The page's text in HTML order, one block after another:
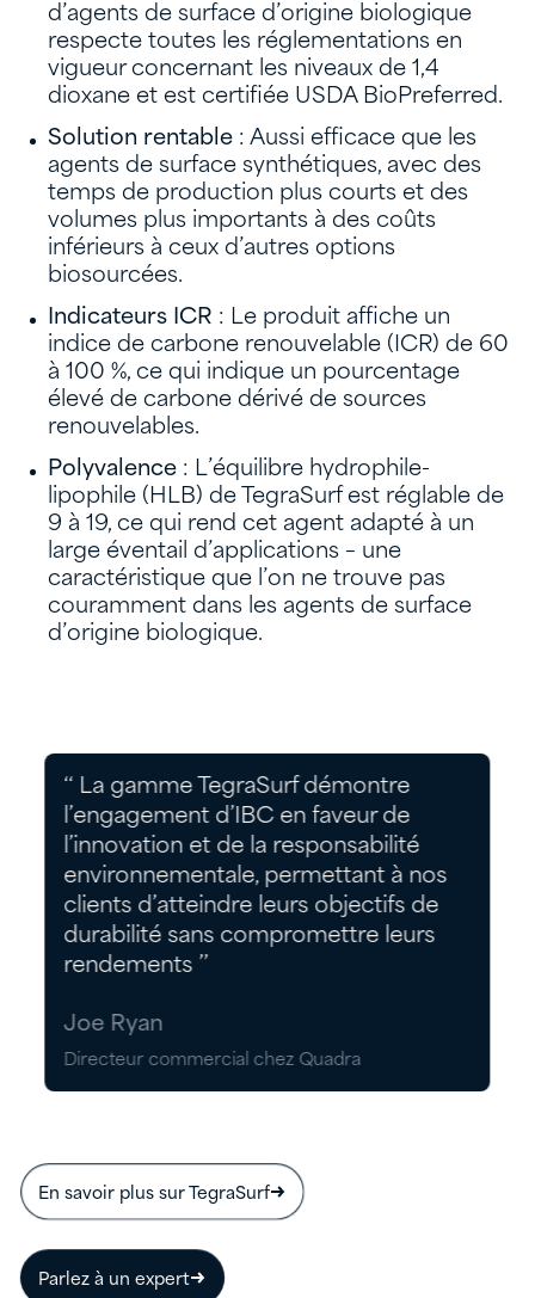
d’agents de surface d’origine biologique
respecte toutes les réglementations en
vigueur concernant les niveaux de 1,4
dioxane et est certifiée USDA BioPreferred.
Solution rentable : Aussi efficace que les
agents de surface synthétiques, avec des
temps de production plus courts et des
volumes plus importants à des coûts
inférieurs à ceux d’autres options
biosourcées.
Indicateurs ICR : Le produit affiche un
indice de carbone renouvelable (ICR) de 60
à 100 %, ce qui indique un pourcentage
élevé de carbone dérivé de sources
renouvelables.
Polyvalence : L’équilibre hydrophile-
lipophile (HLB) de TegraSurf est réglable de
9 à 19, ce qui rend cet agent adapté à un
large éventail d’applications – une
caractéristique que l’on ne trouve pas
couramment dans les agents de surface
d’origine biologique.
‘‘ La gamme TegraSurf démontre
l’engagement d’IBC en faveur de
l’innovation et de la responsabilité
environnementale, permettant à nos
clients d’atteindre leurs objectifs de
durabilité sans compromettre leurs
rendements ’’
Joe Ryan
Directeur commercial chez Quadra
En savoir plus sur TegraSurf
Parlez à un expert